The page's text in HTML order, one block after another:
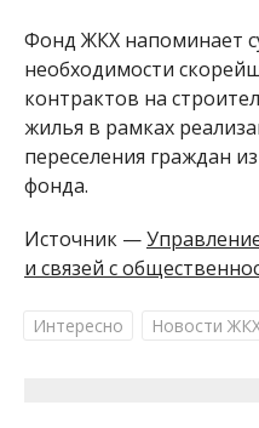
Фонд ЖКХ напоминает
необходимости
контрактов на
жилья в рамках
переселения граждан
фонда.
Источник —
и связей с
Интересно Новости